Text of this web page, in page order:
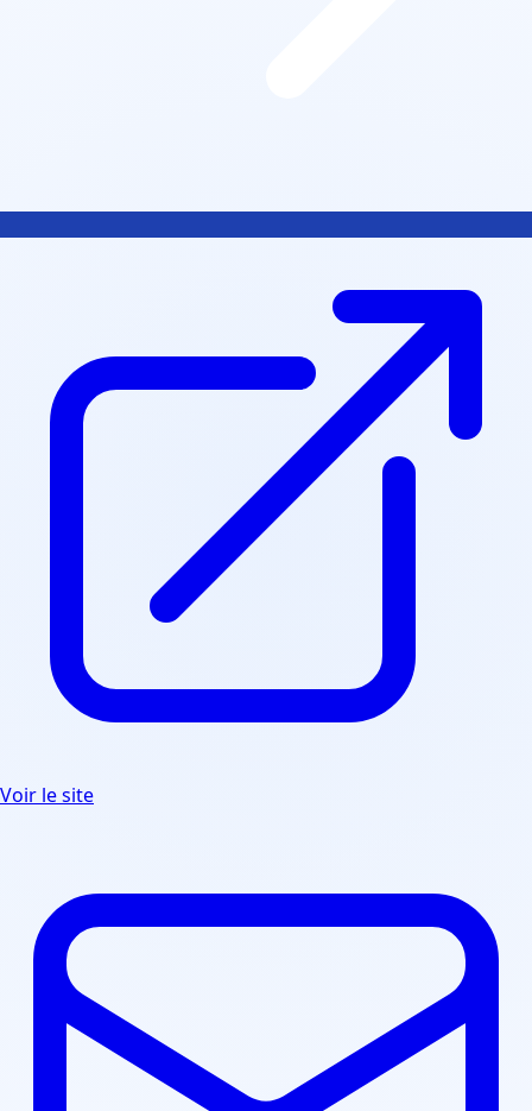
Voir le site